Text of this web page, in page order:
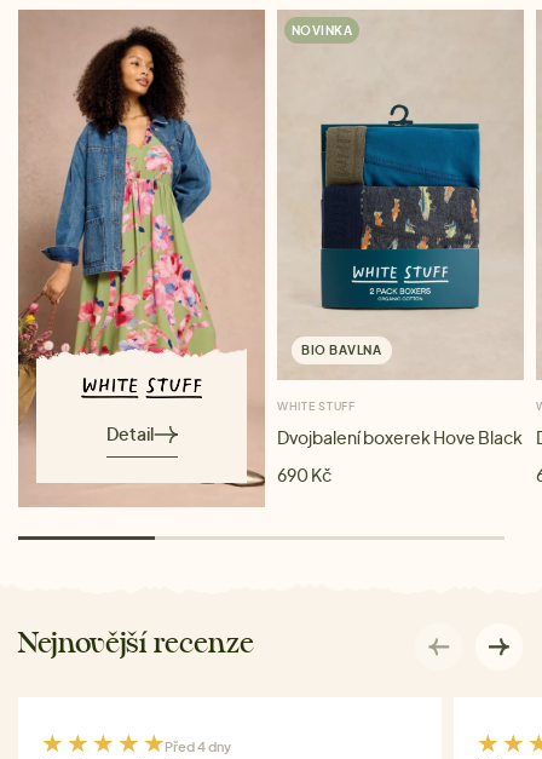
Detail
NOVINKA
BIO BAVLNA
WHITE STUFF
Dvojbalení boxerek Hove Black
690 Kč
Nejnovější recenze
Před 4 dny